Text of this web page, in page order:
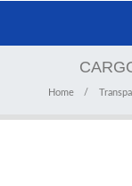
Home